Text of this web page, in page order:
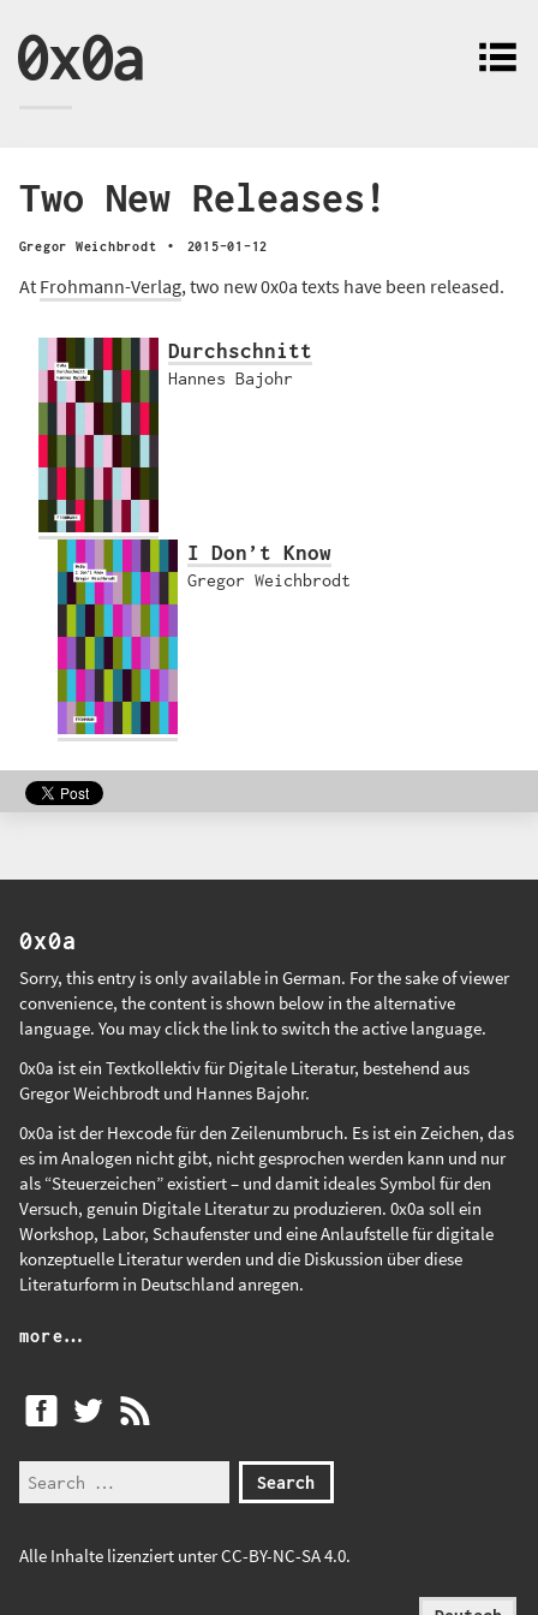
0x0a
Two New Releases!
Gregor Weichbrodt · 2015-01-12
At Frohmann-Verlag, two new 0x0a texts have been released.
Durchschnitt
Hannes Bajohr
I Don’t Know
Gregor Weichbrodt
0x0a
Sorry, this entry is only available in German. For the sake of viewer
convenience, the content is shown below in the alternative
language. You may click the link to switch the active language.
0x0a ist ein Textkollektiv für Digitale Literatur, bestehend aus
Gregor Weichbrodtund Hannes Bajohr.
0x0a ist der Hexcode für den Zeilenumbruch. Es ist ein Zeichen, das
es im Analogen nicht gibt, nicht gesprochen werden kann und nur
als “Steuerzeichen” existiert – und damit ideales Symbol für den
Versuch, genuin Digitale Literatur zu produzieren. 0x0a soll ein
Workshop, Labor, Schaufenster und eine Anlaufstelle für digitale
konzeptuelle Literatur werden und die Diskussion über diese
Literaturform in Deutschland anregen.
more…
Alle Inhalte lizenziert unterCC-BY-NC-SA 4.0.